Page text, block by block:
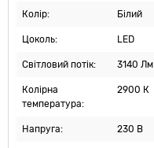
Колір: Білий
Цоколь: LED
Світловий потік: 3140 Лм
Колірна
температура:
2900 К
Напруга: 230 В